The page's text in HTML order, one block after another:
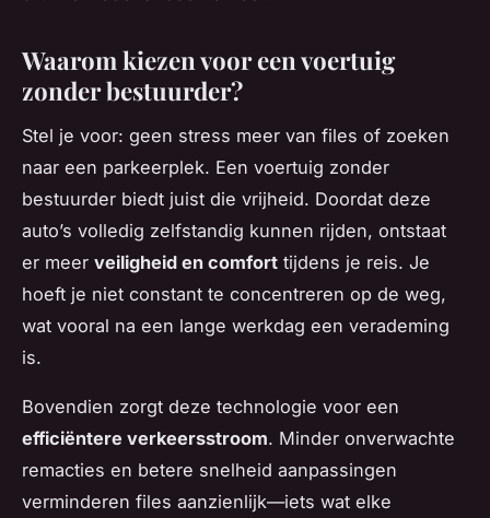
Waarom kiezen voor een voertuig
zonder bestuurder?
Stel je voor: geen stress meer van files of zoeken
naar een parkeerplek. Een voertuig zonder
bestuurder biedt juist die vrijheid. Doordat deze
auto’s volledig zelfstandig kunnen rijden, ontstaat
er meer veiligheid en comfort tijdens je reis. Je
hoeft je niet constant te concentreren op de weg,
wat vooral na een lange werkdag een verademing
is.
Bovendien zorgt deze technologie voor een
efficiëntere verkeersstroom. Minder onverwachte
remacties en betere snelheid aanpassingen
verminderen files aanzienlijk—iets wat elke